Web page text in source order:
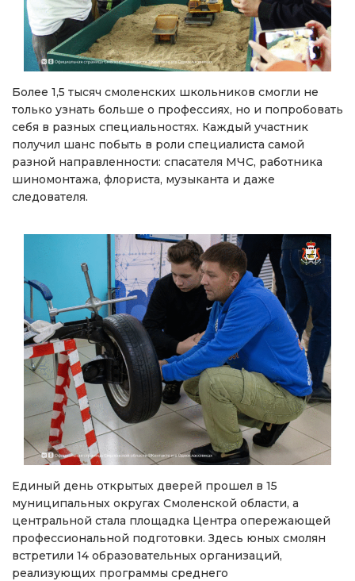
Более 1,5 тысяч смоленских школьников смогли не
только узнать больше о профессиях, но и попробовать
себя в разных специальностях. Каждый участник
получил шанс побыть в роли специалиста самой
разной направленности: спасателя МЧС, работника
шиномонтажа, флориста, музыканта и даже
следователя.
Единый день открытых дверей прошел в 15
муниципальных округах Смоленской области, а
центральной стала площадка Центра опережающей
профессиональной подготовки. Здесь юных смолян
встретили 14 образовательных организаций,
реализующих программы среднего